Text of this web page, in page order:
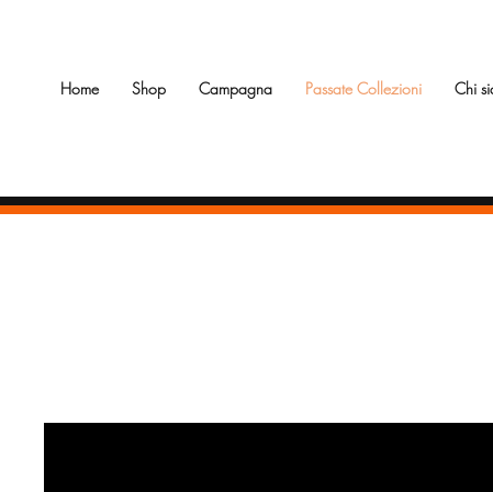
Home Shop Campagna Passate Collezioni Chi